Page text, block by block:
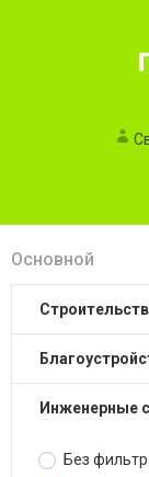
Основной
инженерные
Без